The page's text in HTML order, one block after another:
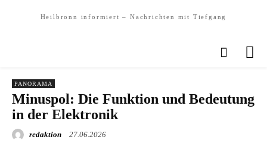
Heilbronn informiert – Nachrichten mit Tiefgang
PANORAMA
Minuspol: Die Funktion und Bedeutung
in der Elektronik
redaktion 27.06.2026